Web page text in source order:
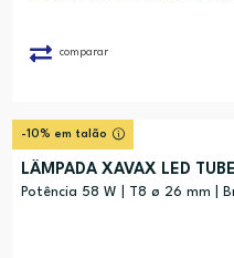
comparar
-10% em talão
LÂMPADA XAVAX LED
Potência 58 W | T8 ø 26 mm |